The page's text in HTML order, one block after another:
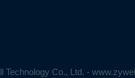
Co., Ltd. -